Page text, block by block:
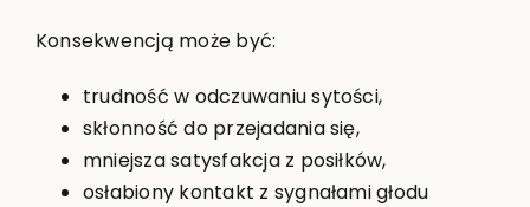
Konsekwencją może być:
trudność w odczuwaniu sytości,
skłonność do przejadania się,
mniejsza satysfakcja z posiłków,
osłabiony kontakt z sygnałami głodu